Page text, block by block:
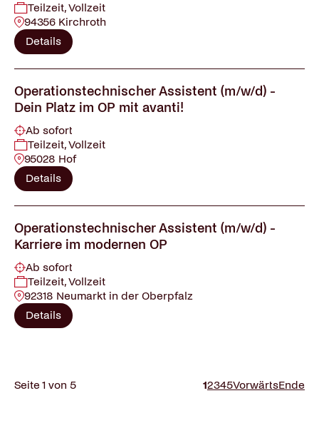
Teilzeit, Vollzeit
94356 Kirchroth
Details
Operationstechnischer Assistent (m/w/d) -
Dein Platz im OP mit avanti!
Ab sofort
Teilzeit, Vollzeit
95028 Hof
Details
Operationstechnischer Assistent (m/w/d) -
Karriere im modernen OP
Ab sofort
Teilzeit, Vollzeit
92318 Neumarkt in der Oberpfalz
Details
Seite 1 von 5 12345VorwärtsEnde